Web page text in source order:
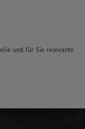
und für Sie relevante